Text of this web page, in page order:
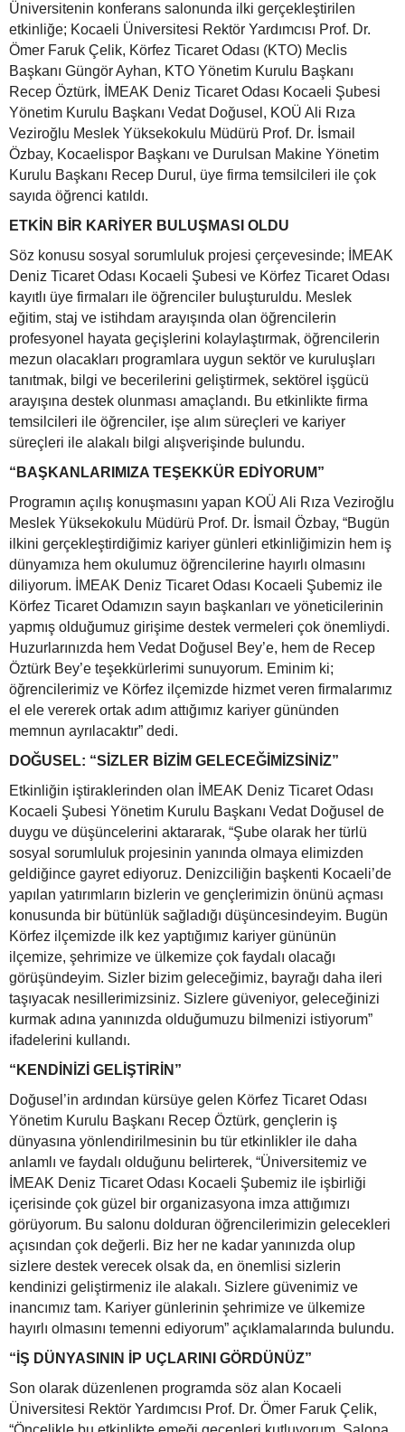
Üniversitenin konferans salonunda ilki gerçekleştirilen
etkinliğe; Kocaeli Üniversitesi Rektör Yardımcısı Prof. Dr.
Ömer Faruk Çelik, Körfez Ticaret Odası (KTO) Meclis
Başkanı Güngör Ayhan, KTO Yönetim Kurulu Başkanı
Recep Öztürk, İMEAK Deniz Ticaret Odası Kocaeli Şubesi
Yönetim Kurulu Başkanı Vedat Doğusel, KOÜ Ali Rıza
Veziroğlu Meslek Yüksekokulu Müdürü Prof. Dr. İsmail
Özbay, Kocaelispor Başkanı ve Durulsan Makine Yönetim
Kurulu Başkanı Recep Durul, üye firma temsilcileri ile çok
sayıda öğrenci katıldı.
ETKİN BİR KARİYER BULUŞMASI OLDU
Söz konusu sosyal sorumluluk projesi çerçevesinde; İMEAK
Deniz Ticaret Odası Kocaeli Şubesi ve Körfez Ticaret Odası
kayıtlı üye firmaları ile öğrenciler buluşturuldu. Meslek
eğitim, staj ve istihdam arayışında olan öğrencilerin
profesyonel hayata geçişlerini kolaylaştırmak, öğrencilerin
mezun olacakları programlara uygun sektör ve kuruluşları
tanıtmak, bilgi ve becerilerini geliştirmek, sektörel işgücü
arayışına destek olunması amaçlandı. Bu etkinlikte firma
temsilcileri ile öğrenciler, işe alım süreçleri ve kariyer
süreçleri ile alakalı bilgi alışverişinde bulundu.
“BAŞKANLARIMIZA TEŞEKKÜR EDİYORUM”
Programın açılış konuşmasını yapan KOÜ Ali Rıza Veziroğlu
Meslek Yüksekokulu Müdürü Prof. Dr. İsmail Özbay, “Bugün
ilkini gerçekleştirdiğimiz kariyer günleri etkinliğimizin hem iş
dünyamıza hem okulumuz öğrencilerine hayırlı olmasını
diliyorum. İMEAK Deniz Ticaret Odası Kocaeli Şubemiz ile
Körfez Ticaret Odamızın sayın başkanları ve yöneticilerinin
yapmış olduğumuz girişime destek vermeleri çok önemliydi.
Huzurlarınızda hem Vedat Doğusel Bey’e, hem de Recep
Öztürk Bey’e teşekkürlerimi sunuyorum. Eminim ki;
öğrencilerimiz ve Körfez ilçemizde hizmet veren firmalarımız
el ele vererek ortak adım attığımız kariyer gününden
memnun ayrılacaktır” dedi.
DOĞUSEL: “SİZLER BİZİM GELECEĞİMİZSİNİZ”
Etkinliğin iştiraklerinden olan İMEAK Deniz Ticaret Odası
Kocaeli Şubesi Yönetim Kurulu Başkanı Vedat Doğusel de
duygu ve düşüncelerini aktararak, “Şube olarak her türlü
sosyal sorumluluk projesinin yanında olmaya elimizden
geldiğince gayret ediyoruz. Denizciliğin başkenti Kocaeli’de
yapılan yatırımların bizlerin ve gençlerimizin önünü açması
konusunda bir bütünlük sağladığı düşüncesindeyim. Bugün
Körfez ilçemizde ilk kez yaptığımız kariyer gününün
ilçemize, şehrimize ve ülkemize çok faydalı olacağı
görüşündeyim. Sizler bizim geleceğimiz, bayrağı daha ileri
taşıyacak nesillerimizsiniz. Sizlere güveniyor, geleceğinizi
kurmak adına yanınızda olduğumuzu bilmenizi istiyorum”
ifadelerini kullandı.
“KENDİNİZİ GELİŞTİRİN”
Doğusel’in ardından kürsüye gelen Körfez Ticaret Odası
Yönetim Kurulu Başkanı Recep Öztürk, gençlerin iş
dünyasına yönlendirilmesinin bu tür etkinlikler ile daha
anlamlı ve faydalı olduğunu belirterek, “Üniversitemiz ve
İMEAK Deniz Ticaret Odası Kocaeli Şubemiz ile işbirliği
içerisinde çok güzel bir organizasyona imza attığımızı
görüyorum. Bu salonu dolduran öğrencilerimizin gelecekleri
açısından çok değerli. Biz her ne kadar yanınızda olup
sizlere destek verecek olsak da, en önemlisi sizlerin
kendinizi geliştirmeniz ile alakalı. Sizlere güvenimiz ve
inancımız tam. Kariyer günlerinin şehrimize ve ülkemize
hayırlı olmasını temenni ediyorum” açıklamalarında bulundu.
“İŞ DÜNYASININ İP UÇLARINI GÖRDÜNÜZ”
Son olarak düzenlenen programda söz alan Kocaeli
Üniversitesi Rektör Yardımcısı Prof. Dr. Ömer Faruk Çelik,